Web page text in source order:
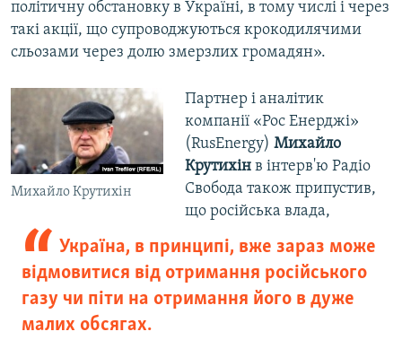
політичну обстановку в Україні, в тому числі і через
такі акції, що супроводжуються крокодилячими
сльозами через долю змерзлих громадян».
Михайло Крутихін
Україна, в принципі, вже зараз може
відмовитися від отримання російського
газу чи піти на отримання його в дуже
малих обсягах.
Партнер і аналітик
компанії «Рос Енерджі»
(RusEnergy) Михайло
Крутихінв інтерв'ю Радіо
Свобода також припустив,
що російська влада,